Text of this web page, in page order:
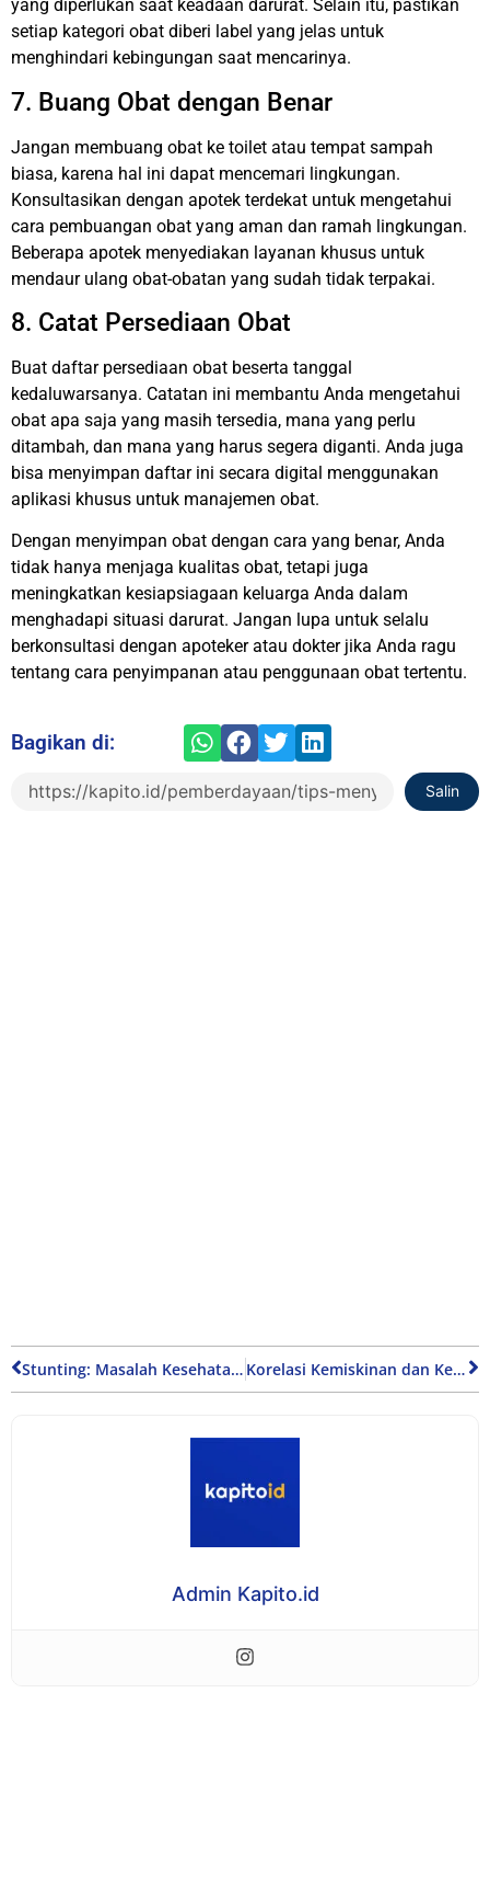
yang diperlukan saat keadaan darurat. Selain itu, pastikan
setiap kategori obat diberi label yang jelas untuk
menghindari kebingungan saat mencarinya.
7. Buang Obat dengan Benar
Jangan membuang obat ke toilet atau tempat sampah
biasa, karena hal ini dapat mencemari lingkungan.
Konsultasikan dengan apotek terdekat untuk mengetahui
cara pembuangan obat yang aman dan ramah lingkungan.
Beberapa apotek menyediakan layanan khusus untuk
mendaur ulang obat-obatan yang sudah tidak terpakai.
8. Catat Persediaan Obat
Buat daftar persediaan obat beserta tanggal
kedaluwarsanya. Catatan ini membantu Anda mengetahui
obat apa saja yang masih tersedia, mana yang perlu
ditambah, dan mana yang harus segera diganti. Anda juga
bisa menyimpan daftar ini secara digital menggunakan
aplikasi khusus untuk manajemen obat.
Dengan menyimpan obat dengan cara yang benar, Anda
tidak hanya menjaga kualitas obat, tetapi juga
meningkatkan kesiapsiagaan keluarga Anda dalam
menghadapi situasi darurat. Jangan lupa untuk selalu
berkonsultasi dengan apoteker atau dokter jika Anda ragu
tentang cara penyimpanan atau penggunaan obat tertentu.
Bagikan di:
Salin
Stunting: Masalah Kesehatan yang Perlu Diperhatikan di Indonesia Korelasi Kemiskinan dan Kesehatan: Memahami Hubungan yang Kompleks
Admin Kapito.id